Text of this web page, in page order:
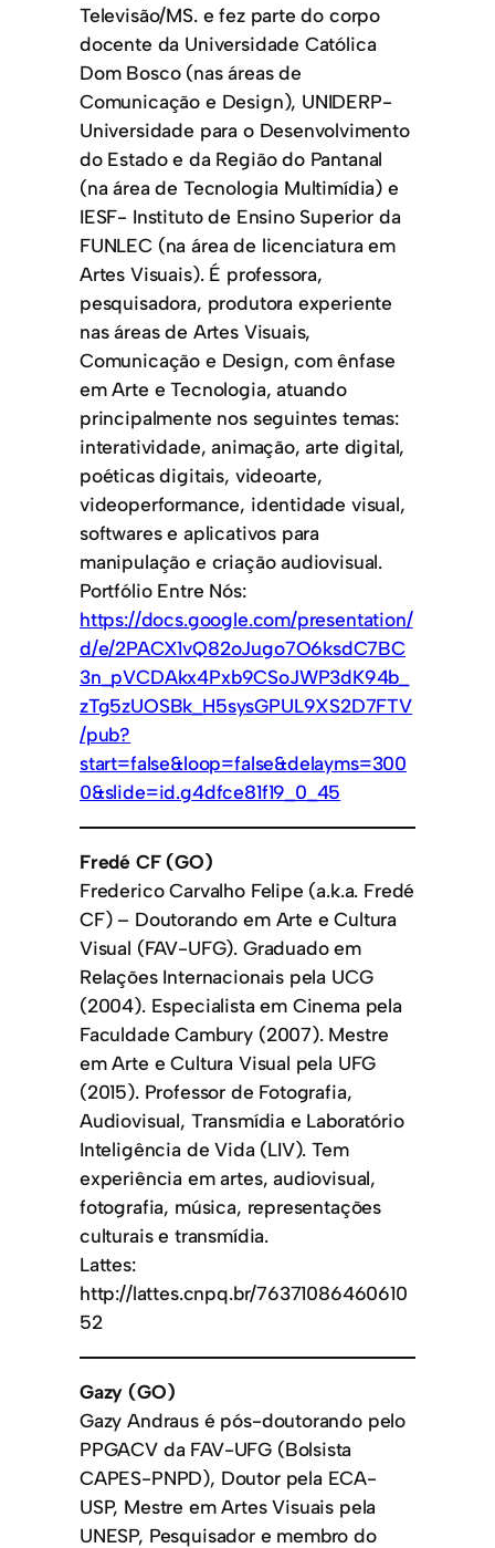
Televisão/MS. e fez parte do corpo
docente da Universidade Católica
Dom Bosco (nas áreas de
Comunicação e Design), UNIDERP-
Universidade para o Desenvolvimento
do Estado e da Região do Pantanal
(na área de Tecnologia Multimídia) e
IESF- Instituto de Ensino Superior da
FUNLEC (na área de licenciatura em
Artes Visuais). É professora,
pesquisadora, produtora experiente
nas áreas de Artes Visuais,
Comunicação e Design, com ênfase
em Arte e Tecnologia, atuando
principalmente nos seguintes temas:
interatividade, animação, arte digital,
poéticas digitais, videoarte,
videoperformance, identidade visual,
softwares e aplicativos para
manipulação e criação audiovisual.
Portfólio Entre Nós:
https://docs.google.com/presentation/
d/e/2PACX1vQ82oJugo7O6ksdC7BC
3n_pVCDAkx4Pxb9CSoJWP3dK94b_
zTg5zUOSBk_H5sysGPUL9XS2D7FTV
/pub?
start=false&loop=false&delayms=300
0&slide=id.g4dfce81f19_0_45
Fredé CF (GO)
Frederico Carvalho Felipe (a.k.a. Fredé
CF) – Doutorando em Arte e Cultura
Visual (FAV-UFG). Graduado em
Relações Internacionais pela UCG
(2004). Especialista em Cinema pela
Faculdade Cambury (2007). Mestre
em Arte e Cultura Visual pela UFG
(2015). Professor de Fotografia,
Audiovisual, Transmídia e Laboratório
Inteligência de Vida (LIV). Tem
experiência em artes, audiovisual,
fotografia, música, representações
culturais e transmídia.
Lattes:
http://lattes.cnpq.br/76371086460610
52
Gazy (GO)
Gazy Andraus é pós-doutorando pelo
PPGACV da FAV-UFG (Bolsista
CAPES-PNPD), Doutor pela ECA-
USP, Mestre em Artes Visuais pela
UNESP, Pesquisador e membro do